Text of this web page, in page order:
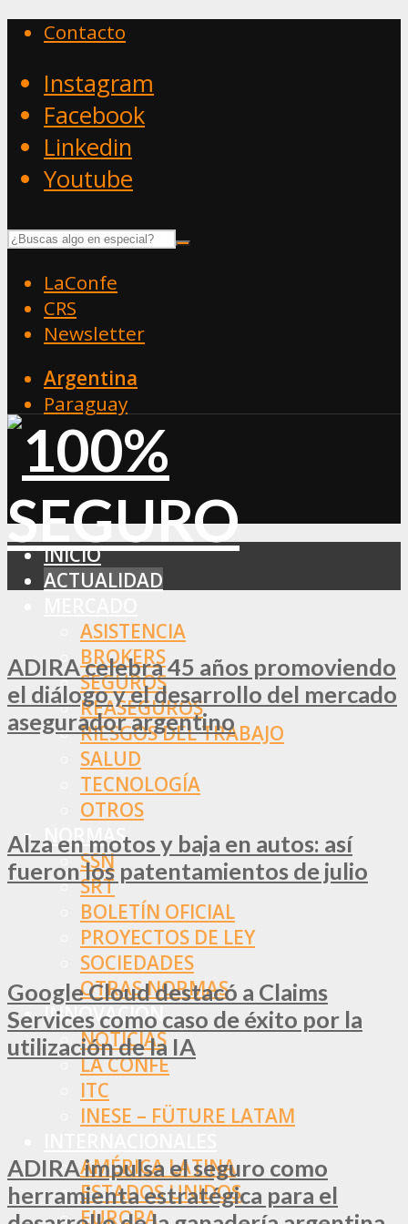
Contacto
Instagram
Facebook
Linkedin
Youtube
LaConfe
CRS
Newsletter
Argentina
Paraguay
INICIO
ACTUALIDAD
ASISTENCIA
BROKERS
SEGUROS
REASEGUROS
RIESGOS DEL TRABAJO
SALUD
TECNOLOGÍA
OTROS
NORMAS
SSN
SRT
BOLETÍN OFICIAL
PROYECTOS DE LEY
SOCIEDADES
OTRAS NORMAS
INNOVACIÓN
NOTICIAS
LA CONFE
ITC
INESE – FÜTURE LATAM
AMÉRICA LATINA
ESTADOS UNIDOS
EUROPA
ADIRA celebra 45 años promoviendo
el diálogo y el desarrollo del mercado
asegurador argentino
Alza en motos y baja en autos: así
fueron los patentamientos de julio
Google Cloud destacó a Claims
Services como caso de éxito por la
utilización de la IA
ADIRA impulsa el seguro como
herramienta estratégica para el